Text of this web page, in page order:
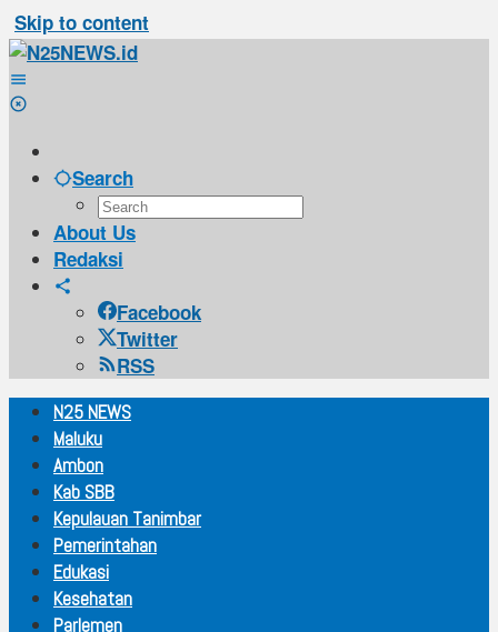
Skip to content
Search
About Us
Redaksi
Facebook
Twitter
RSS
N25 NEWS
Maluku
Ambon
Kab SBB
Kepulauan Tanimbar
Pemerintahan
Edukasi
Kesehatan
Parlemen